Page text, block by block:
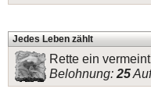
Jedes Leben zählt
Rette ein
Belohnung: 25